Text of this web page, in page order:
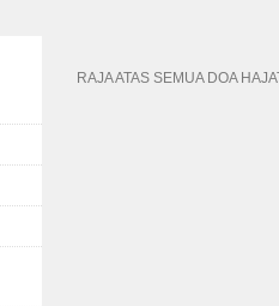
RAJA ATAS SEMUA DOA